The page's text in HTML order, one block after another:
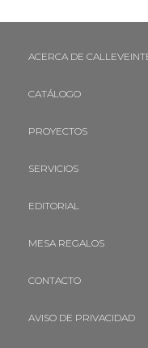
ACERCA DE
CATÁLOGO
PROYECTOS
SERVICIOS
EDITORIAL
MESA REGALOS
CONTACTO
AVISO DE PRIVACIDAD